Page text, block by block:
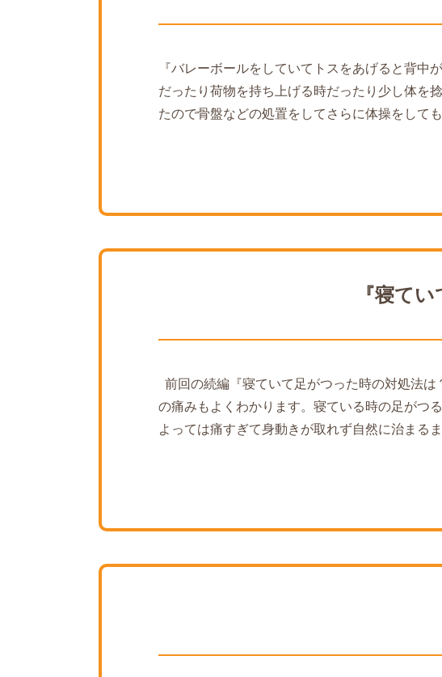
『バレーボールをしていてトスをあげると背
だったり荷物を持ち上げる時だったり少し体を
たので骨盤などの処置をしてさらに体操をして
『寝て
前回の続編『寝ていて足がつった時の対処法
の痛みもよくわかります。寝ている時の足がつ
よっては痛すぎて身動きが取れず自然に治まる